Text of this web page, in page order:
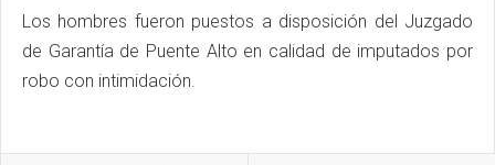
Los hombres fueron puestos a disposición del Juzgado
de Garantía de Puente Alto en calidad de imputados por
robo con intimidación.